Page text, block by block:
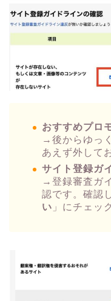
おすすめプロ
→後からゆっ
あえず外して
サイト登録ガ
→登録審査ガ
認です。確認
い 」にチェッ